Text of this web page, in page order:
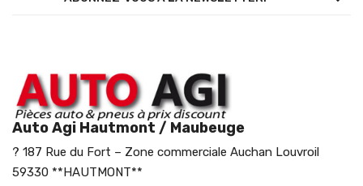
Auto Agi Hautmont / Maubeuge
? 187 Rue du Fort – Zone commerciale Auchan Louvroil
59330 **HAUTMONT**